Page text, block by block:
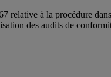
à la procédure
des audits de